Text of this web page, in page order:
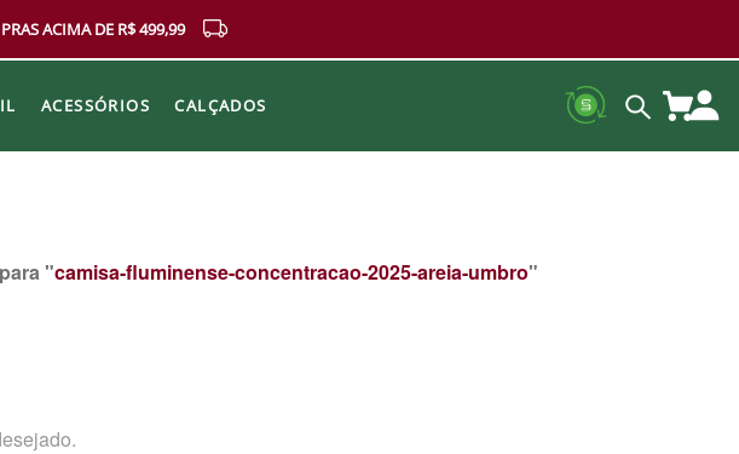
ACIMA DE R$ 499,99
ACESSÓRIOS CALÇADOS
"camisa-fluminense-concentracao-2025-areia-umbro"